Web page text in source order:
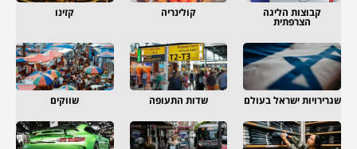
קבוצות הליגה
הצרפתית
קולינריה קזינו
שגרירויות ישראל בעולם שדות התעופה שווקים